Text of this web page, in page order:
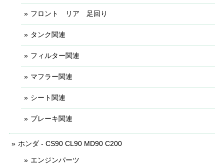
フロント リア 足回り
タンク関連
フィルター関連
マフラー関連
シート関連
ブレーキ関連
ホンダ - CS90 CL90 MD90 C200
エンジンパーツ